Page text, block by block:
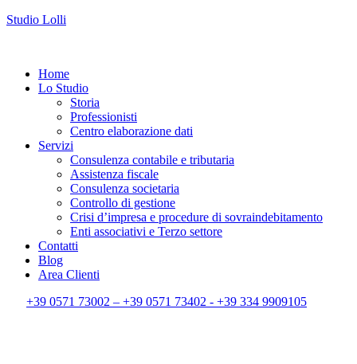
Studio Lolli
Home
Lo Studio
Storia
Professionisti
Centro elaborazione dati
Servizi
Consulenza contabile e tributaria
Assistenza fiscale
Consulenza societaria
Controllo di gestione
Crisi d’impresa e procedure di sovraindebitamento
Enti associativi e Terzo settore
Contatti
Blog
Area Clienti
+39 0571 73002 – +39 0571 73402 - +39 334 9909105